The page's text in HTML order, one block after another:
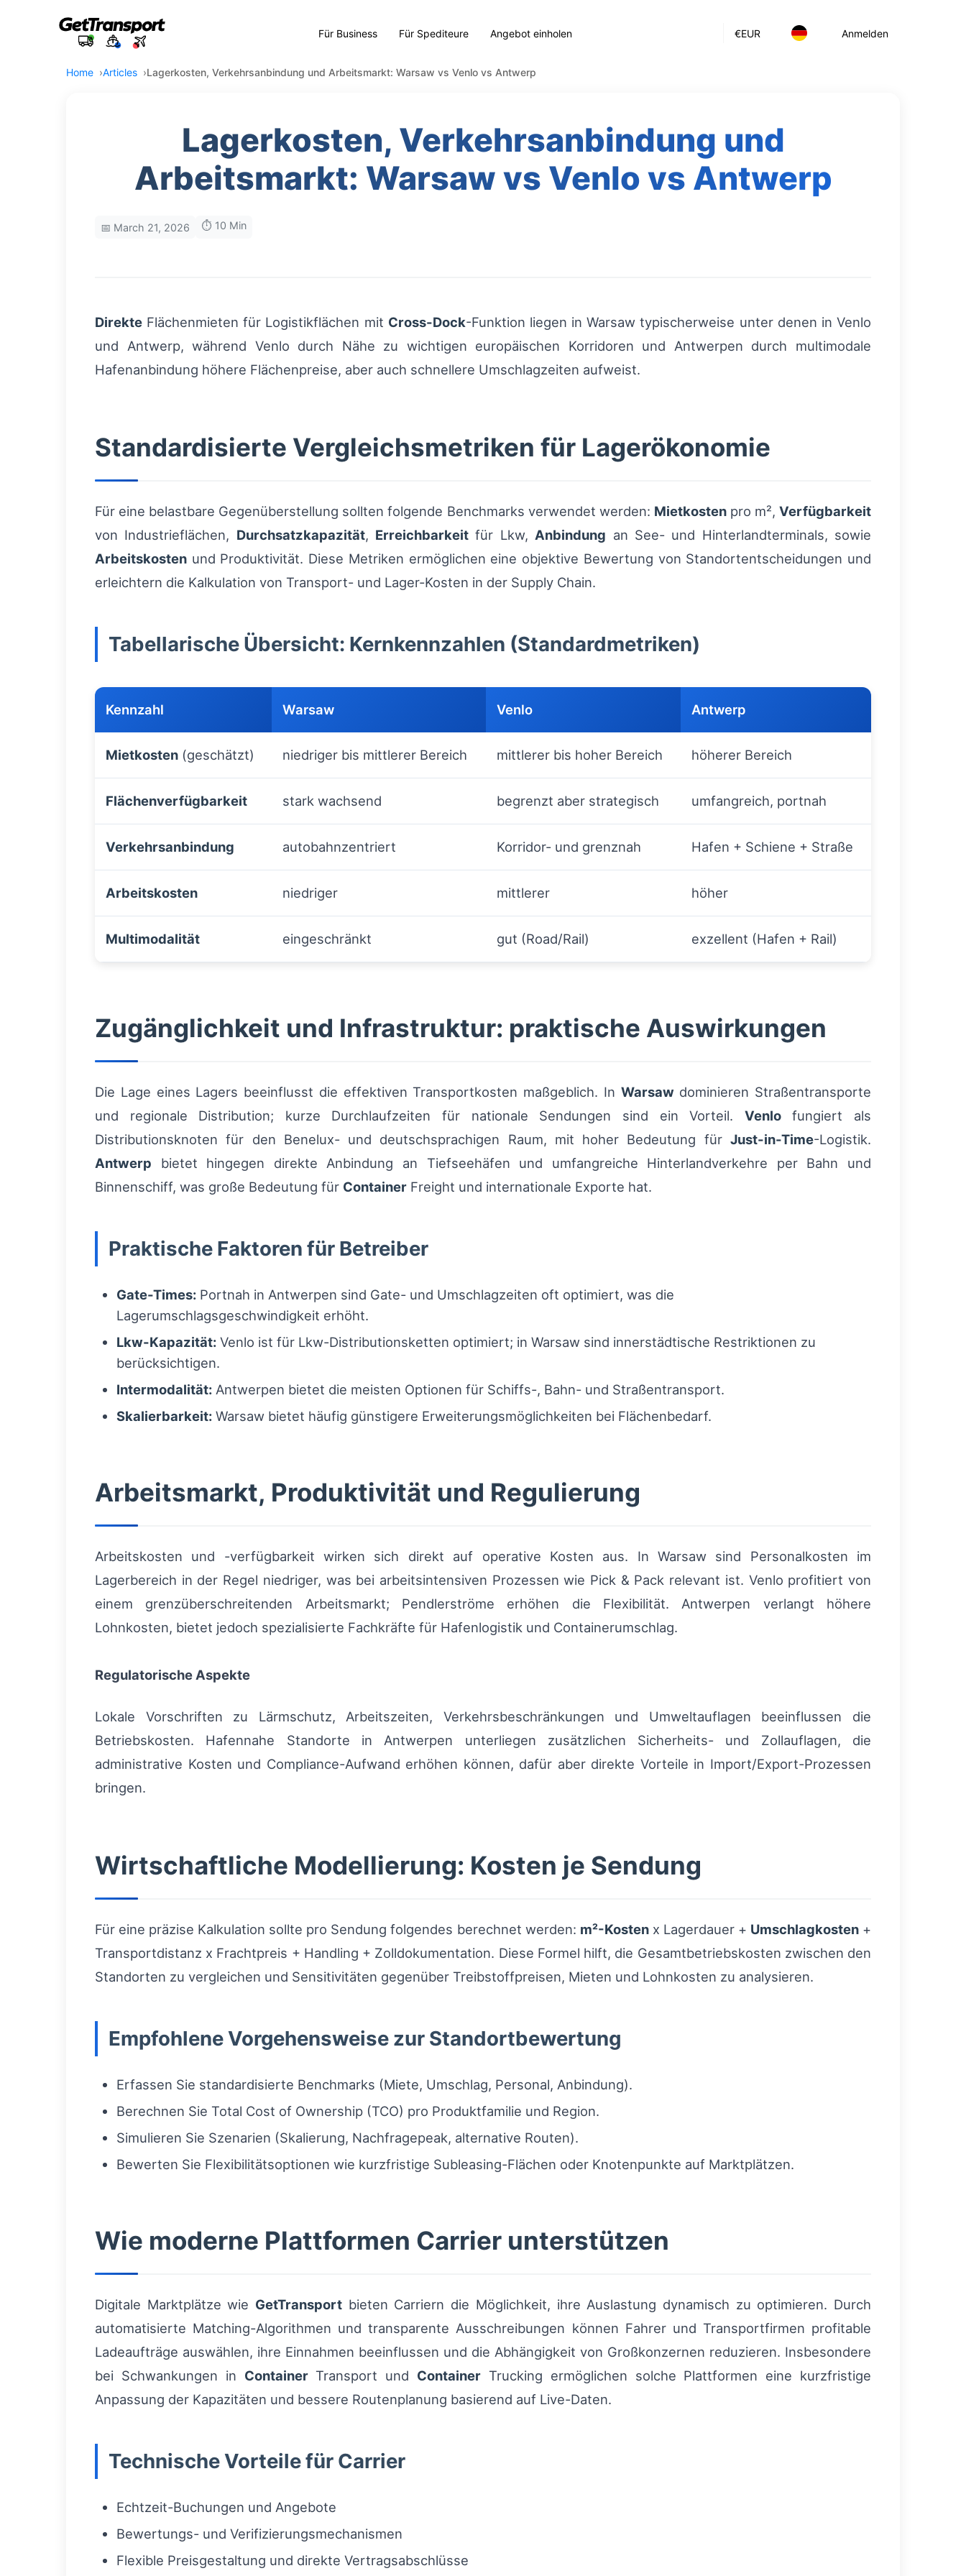
€EUR Anmelden
Für Business Für Spediteure Angebot einholen
Home Articles Lagerkosten, Verkehrsanbindung und Arbeitsmarkt: Warsaw vs Venlo vs Antwerp
Lagerkosten, Verkehrsanbindung und
Arbeitsmarkt: Warsaw vs Venlo vs Antwerp
📅 March 21, 2026 ⏱️ 10 Min
Direkte Flächenmieten für Logistikflächen mit Cross-Dock-Funktion liegen in Warsaw typischerweise unter denen in Venlo
und Antwerp, während Venlo durch Nähe zu wichtigen europäischen Korridoren und Antwerpen durch multimodale
Hafenanbindung höhere Flächenpreise, aber auch schnellere Umschlagzeiten aufweist.
Standardisierte Vergleichsmetriken für Lagerökonomie
Für eine belastbare Gegenüberstellung sollten folgende Benchmarks verwendet werden: Mietkostenpro m², Verfügbarkeit
von Industrieflächen, Durchsatzkapazität, Erreichbarkeit für Lkw, Anbindung an See- und Hinterlandterminals, sowie
Arbeitskosten und Produktivität. Diese Metriken ermöglichen eine objektive Bewertung von Standortentscheidungen und
erleichtern die Kalkulation von Transport- und Lager-Kosten in der Supply Chain.
Tabellarische Übersicht: Kernkennzahlen (Standardmetriken)
Kennzahl Warsaw Venlo Antwerp
Mietkosten (geschätzt) niedriger bis mittlerer Bereich mittlerer bis hoher Bereich höherer Bereich
Flächenverfügbarkeit stark wachsend begrenzt aber strategisch umfangreich, portnah
Verkehrsanbindung autobahnzentriert Korridor- und grenznah Hafen + Schiene + Straße
Arbeitskosten niedriger mittlerer höher
Multimodalität eingeschränkt gut (Road/Rail) exzellent (Hafen + Rail)
Zugänglichkeit und Infrastruktur: praktische Auswirkungen
Die Lage eines Lagers beeinflusst die effektiven Transportkosten maßgeblich. In Warsawdominieren Straßentransporte
und regionale Distribution; kurze Durchlaufzeiten für nationale Sendungen sind ein Vorteil. Venlofungiert als
Distributionsknoten für den Benelux- und deutschsprachigen Raum, mit hoher Bedeutung für Just-in-Time-Logistik.
Antwerp bietet hingegen direkte Anbindung an Tiefseehäfen und umfangreiche Hinterlandverkehre per Bahn und
Binnenschiff, was große Bedeutung für Container Freight und internationale Exporte hat.
Praktische Faktoren für Betreiber
Gate-Times: Portnah in Antwerpen sind Gate- und Umschlagzeiten oft optimiert, was die
Lagerumschlagsgeschwindigkeit erhöht.
Lkw-Kapazität: Venlo ist für Lkw-Distributionsketten optimiert; in Warsaw sind innerstädtische Restriktionen zu
berücksichtigen.
Intermodalität: Antwerpen bietet die meisten Optionen für Schiffs-, Bahn- und Straßentransport.
Skalierbarkeit: Warsaw bietet häufig günstigere Erweiterungsmöglichkeiten bei Flächenbedarf.
Arbeitsmarkt, Produktivität und Regulierung
Arbeitskosten und -verfügbarkeit wirken sich direkt auf operative Kosten aus. In Warsaw sind Personalkosten im
Lagerbereich in der Regel niedriger, was bei arbeitsintensiven Prozessen wie Pick & Pack relevant ist. Venlo profitiert von
einem grenzüberschreitenden Arbeitsmarkt; Pendlerströme erhöhen die Flexibilität. Antwerpen verlangt höhere
Lohnkosten, bietet jedoch spezialisierte Fachkräfte für Hafenlogistik und Containerumschlag.
Regulatorische Aspekte
Lokale Vorschriften zu Lärmschutz, Arbeitszeiten, Verkehrsbeschränkungen und Umweltauflagen beeinflussen die
Betriebskosten. Hafennahe Standorte in Antwerpen unterliegen zusätzlichen Sicherheits- und Zollauflagen, die
administrative Kosten und Compliance-Aufwand erhöhen können, dafür aber direkte Vorteile in Import/Export-Prozessen
bringen.
Wirtschaftliche Modellierung: Kosten je Sendung
Für eine präzise Kalkulation sollte pro Sendung folgendes berechnet werden: m²-Kostenx Lagerdauer + Umschlagkosten+
Transportdistanz x Frachtpreis + Handling + Zolldokumentation. Diese Formel hilft, die Gesamtbetriebskosten zwischen den
Standorten zu vergleichen und Sensitivitäten gegenüber Treibstoffpreisen, Mieten und Lohnkosten zu analysieren.
Empfohlene Vorgehensweise zur Standortbewertung
Erfassen Sie standardisierte Benchmarks (Miete, Umschlag, Personal, Anbindung).
Berechnen Sie Total Cost of Ownership (TCO) pro Produktfamilie und Region.
Simulieren Sie Szenarien (Skalierung, Nachfragepeak, alternative Routen).
Bewerten Sie Flexibilitätsoptionen wie kurzfristige Subleasing-Flächen oder Knotenpunkte auf Marktplätzen.
Wie moderne Plattformen Carrier unterstützen
Digitale Marktplätze wie GetTransport bieten Carriern die Möglichkeit, ihre Auslastung dynamisch zu optimieren. Durch
automatisierte Matching-Algorithmen und transparente Ausschreibungen können Fahrer und Transportfirmen profitable
Ladeaufträge auswählen, ihre Einnahmen beeinflussen und die Abhängigkeit von Großkonzernen reduzieren. Insbesondere
bei Schwankungen in ContainerTransport und Container Trucking ermöglichen solche Plattformen eine kurzfristige
Anpassung der Kapazitäten und bessere Routenplanung basierend auf Live-Daten.
Technische Vorteile für Carrier
Echtzeit-Buchungen und Angebote
Bewertungs- und Verifizierungsmechanismen
Flexible Preisgestaltung und direkte Vertragsabschlüsse